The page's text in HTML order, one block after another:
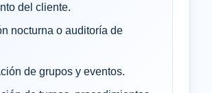
del cliente.
nocturna o auditoría de
de grupos y eventos.